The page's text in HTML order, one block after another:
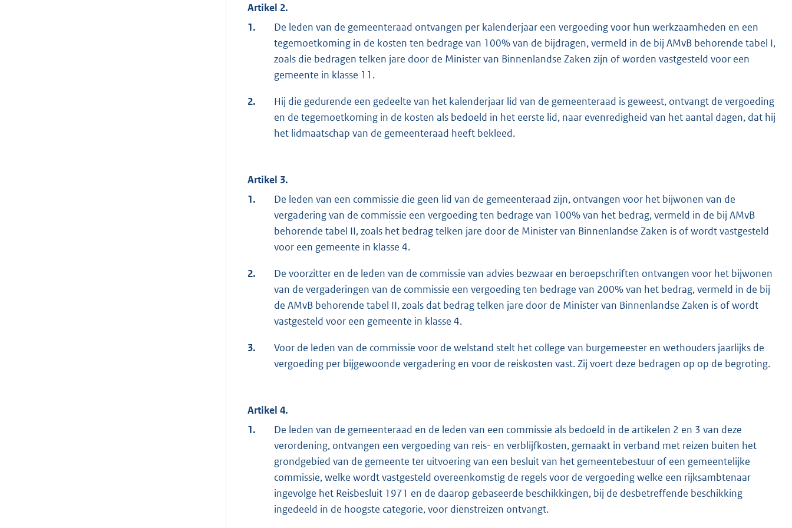
Artikel 2.
1.
De leden van de gemeenteraad ontvangen per kalenderjaar een vergoeding voor hun werkzaamheden en een
tegemoetkoming in de kosten ten bedrage van 100% van de bijdragen, vermeld in de bij AMvB behorende tabel I,
zoals die bedragen telken jare door de Minister van Binnenlandse Zaken zijn of worden vastgesteld voor een
gemeente in klasse 11.
2.
Hij die gedurende een gedeelte van het kalenderjaar lid van de gemeenteraad is geweest, ontvangt de vergoeding
en de tegemoetkoming in de kosten als bedoeld in het eerste lid, naar evenredigheid van het aantal dagen, dat hij
het lidmaatschap van de gemeenteraad heeft bekleed.
Artikel 3.
1.
De leden van een commissie die geen lid van de gemeenteraad zijn, ontvangen voor het bijwonen van de
vergadering van de commissie een vergoeding ten bedrage van 100% van het bedrag, vermeld in de bij AMvB
behorende tabel II, zoals het bedrag telken jare door de Minister van Binnenlandse Zaken is of wordt vastgesteld
voor een gemeente in klasse 4.
2.
De voorzitter en de leden van de commissie van advies bezwaar en beroepschriften ontvangen voor het bijwonen
van de vergaderingen van de commissie een vergoeding ten bedrage van 200% van het bedrag, vermeld in de bij
de AMvB behorende tabel II, zoals dat bedrag telken jare door de Minister van Binnenlandse Zaken is of wordt
vastgesteld voor een gemeente in klasse 4.
3.
Voor de leden van de commissie voor de welstand stelt het college van burgemeester en wethouders jaarlijks de
vergoeding per bijgewoonde vergadering en voor de reiskosten vast. Zij voert deze bedragen op op de begroting.
Artikel 4.
1.
De leden van de gemeenteraad en de leden van een commissie als bedoeld in de artikelen 2 en 3 van deze
verordening, ontvangen een vergoeding van reis- en verblijfkosten, gemaakt in verband met reizen buiten het
grondgebied van de gemeente ter uitvoering van een besluit van het gemeentebestuur of een gemeentelijke
commissie, welke wordt vastgesteld overeenkomstig de regels voor de vergoeding welke een rijksambtenaar
ingevolge het Reisbesluit 1971 en de daarop gebaseerde beschikkingen, bij de desbetreffende beschikking
ingedeeld in de hoogste categorie, voor dienstreizen ontvangt.